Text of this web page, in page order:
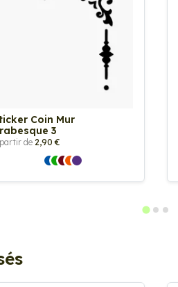
Coin Mur
3
de 2,90 €